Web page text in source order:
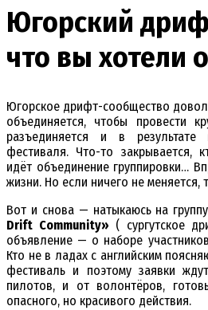
Югорский
что вы хотели
Югорское дрифт-сообщество
объединяется, чтобы провести
разъединяется и в результате
фестиваля. Что-то закрывается,
идёт объединение группировки…
жизни. Но если ничего не меняется,
Вот и снова — натыкаюсь на
Drift Community» ( сургутское
объявление — о наборе
Кто не в ладах с английским
фестиваль и поэтому заявки
пилотов, и от волонтёров,
опасного, но красивого действия.